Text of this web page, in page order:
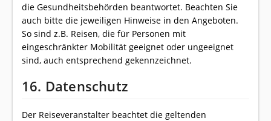
die Gesundheitsbehörden beantwortet. Beachten Sie
auch bitte die jeweiligen Hinweise in den Angeboten.
So sind z.B. Reisen, die für Personen mit
eingeschränkter Mobilität geeignet oder ungeeignet
sind, auch entsprechend gekennzeichnet.
16. Datenschutz
Der Reiseveranstalter beachtet die geltenden